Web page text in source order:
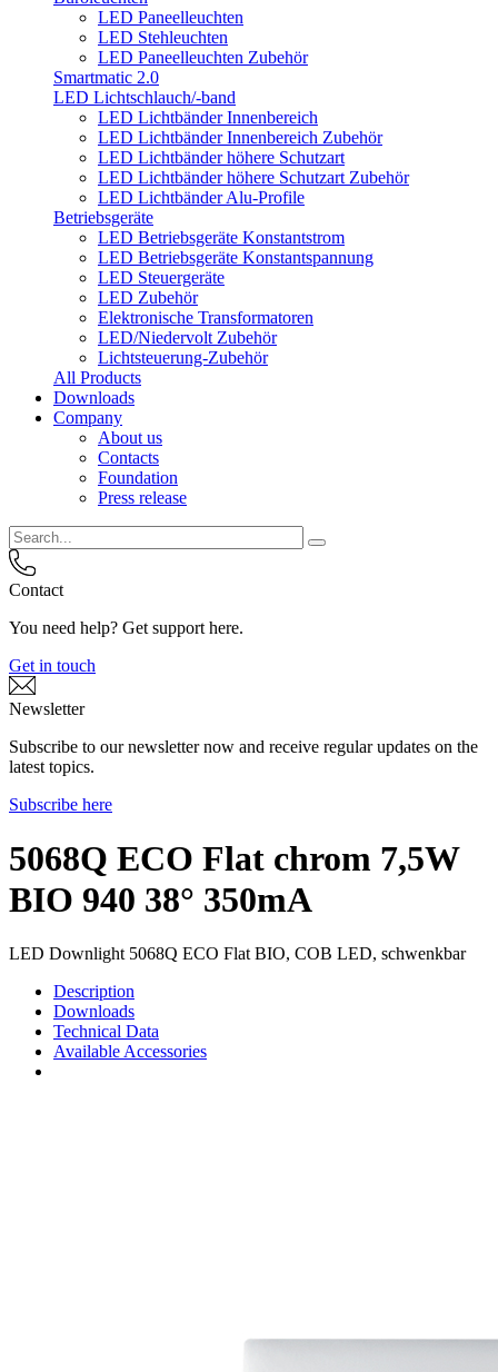
LED Paneelleuchten
LED Stehleuchten
LED Paneelleuchten Zubehör
Smartmatic 2.0
LED Lichtschlauch/-band
LED Lichtbänder Innenbereich
LED Lichtbänder Innenbereich Zubehör
LED Lichtbänder höhere Schutzart
LED Lichtbänder höhere Schutzart Zubehör
LED Lichtbänder Alu-Profile
Betriebsgeräte
LED Betriebsgeräte Konstantstrom
LED Betriebsgeräte Konstantspannung
LED Steuergeräte
LED Zubehör
Elektronische Transformatoren
LED/Niedervolt Zubehör
Lichtsteuerung-Zubehör
All Products
Downloads
Company
About us
Contacts
Foundation
Press release
Contact
You need help? Get support here.
Get in touch
Newsletter
Subscribe to our newsletter now and receive regular updates on the
latest topics.
Subscribe here
5068Q ECO Flat chrom 7,5W
BIO 940 38° 350mA
LED Downlight 5068Q ECO Flat BIO, COB LED, schwenkbar
Description
Downloads
Technical Data
Available Accessories